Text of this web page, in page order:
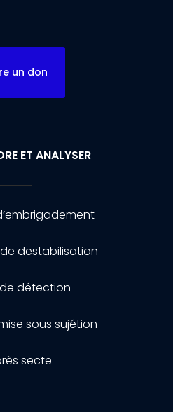
un don
ET ANALYSER
destabilisation
détection
sous sujétion
secte